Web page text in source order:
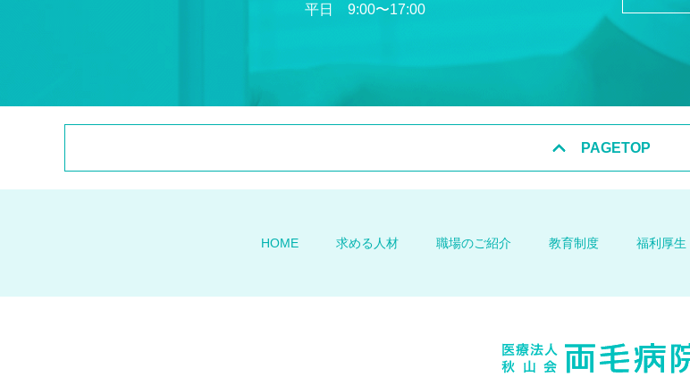
平日 9:00〜17:00
PAGETOP
HOME 求める人材 職場のご紹介 教育制度 福利厚生